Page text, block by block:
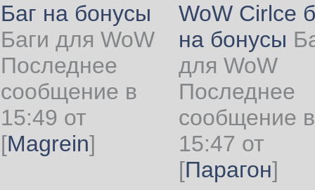
Баг на бонусы
Баги для WoW
Последнее
сообщение в
15:49 от
[Magrein]
WoW Cirlce
на бонусы
для WoW
Последнее
сообщение в
15:47 от
[Парагон]